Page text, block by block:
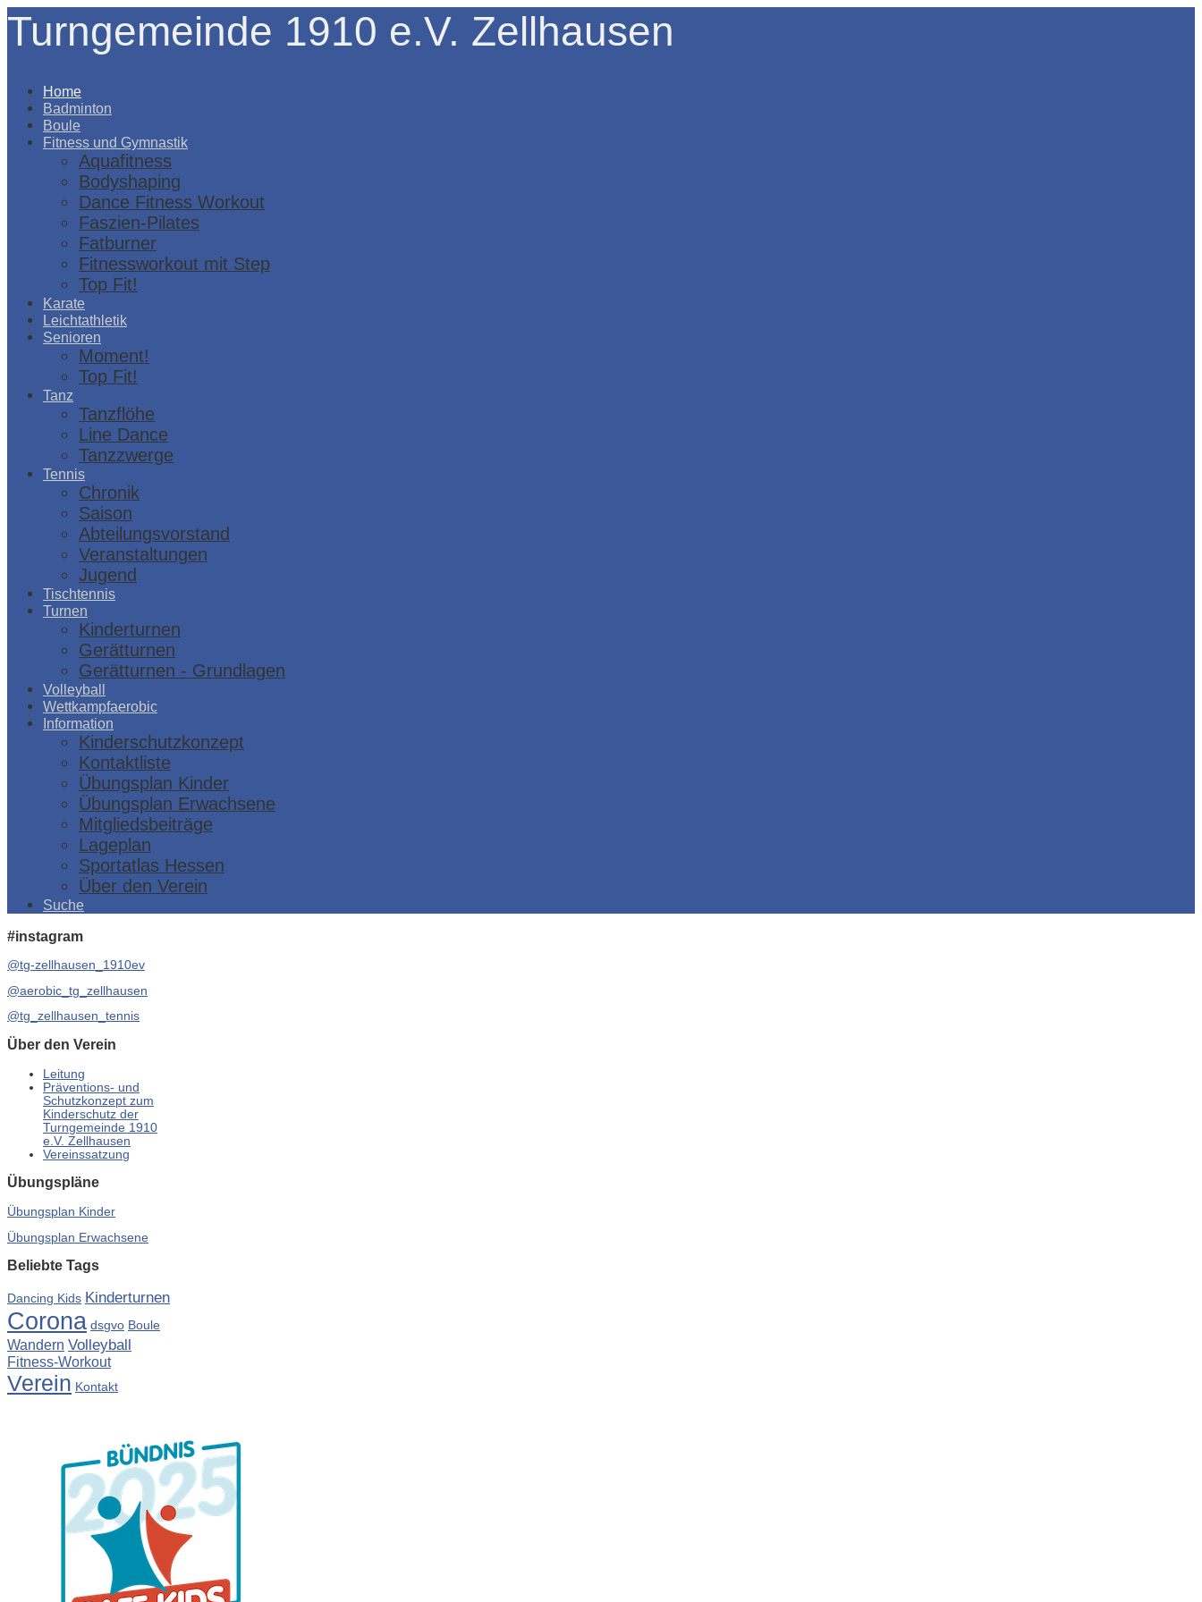
Turngemeinde 1910 e.V. Zellhausen
Home
Badminton
Boule
Fitness und Gymnastik
Aquafitness
Bodyshaping
Dance Fitness Workout
Faszien-Pilates
Fatburner
Fitnessworkout mit Step
Top Fit!
Karate
Leichtathletik
Senioren
Moment!
Top Fit!
Tanz
Tanzflöhe
Line Dance
Tanzzwerge
Tennis
Chronik
Saison
Abteilungsvorstand
Veranstaltungen
Jugend
Tischtennis
Turnen
Kinderturnen
Gerätturnen
Gerätturnen - Grundlagen
Volleyball
Wettkampfaerobic
Information
Kinderschutzkonzept
Kontaktliste
Übungsplan Kinder
Übungsplan Erwachsene
Mitgliedsbeiträge
Lageplan
Sportatlas Hessen
Über den Verein
Suche
#instagram
@tg-zellhausen_1910ev
@aerobic_tg_zellhausen
@tg_zellhausen_tennis
Über den Verein
Leitung
Präventions- und
Schutzkonzept zum
Kinderschutz der
Turngemeinde 1910
e.V. Zellhausen
Vereinssatzung
Übungspläne
Übungsplan Kinder
Übungsplan Erwachsene
Beliebte Tags
Dancing Kids Kinderturnen
Corona dsgvo Boule
Wandern Volleyball
Fitness-Workout
Verein Kontakt